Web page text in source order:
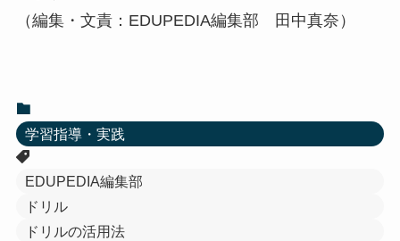
（編集・文責：EDUPEDIA編集部 田中真奈）
学習指導・実践
EDUPEDIA編集部
ドリル
ドリルの活用法